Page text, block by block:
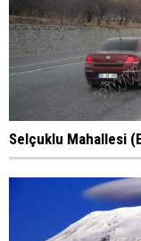
Selçuklu Mahallesi